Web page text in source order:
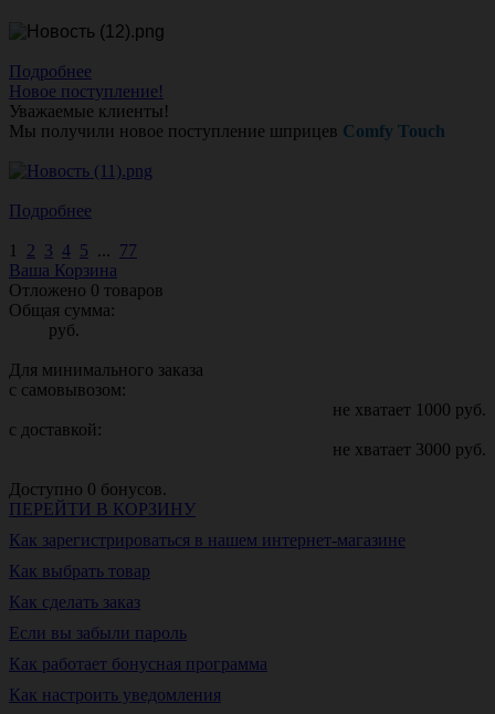
Подробнее
Новое поступление!
Уважаемые клиенты!
Мы получили новое поступление шприцев Comfy Touch
Подробнее
1 2 3 4 5 ... 77
Ваша Корзина
Отложено 0 товаров
Общая сумма:
руб.
Для минимального заказа
с самовывозом:
не хватает 1000 руб.
с доставкой:
не хватает 3000 руб.
Доступно 0 бонусов.
ПЕРЕЙТИ В КОРЗИНУ
Как зарегистрироваться в нашем интернет-магазине
Как выбрать товар
Как сделать заказ
Если вы забыли пароль
Как работает бонусная программа
Как настроить уведомления